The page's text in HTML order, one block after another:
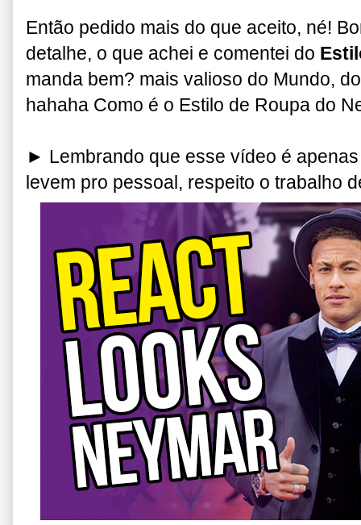
Então pedido mais do que aceito, né!
detalhe, o que achei e comentei do
manda bem? mais valioso do Mundo,
hahaha Como é o Estilo de Roupa do
► Lembrando que esse vídeo é
levem pro pessoal, respeito o trabalho